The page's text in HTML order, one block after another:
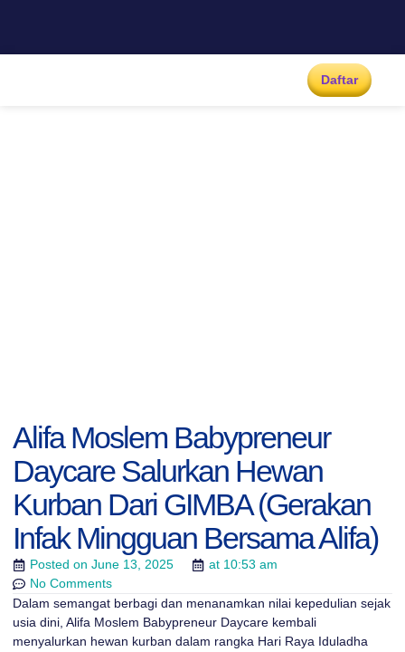
Daftar
Alifa Moslem Babypreneur
Daycare Salurkan Hewan
Kurban Dari GIMBA (Gerakan
Infak Mingguan Bersama Alifa)
Posted on June 13, 2025 at 10:53 am
No Comments
Dalam semangat berbagi dan menanamkan nilai kepedulian sejak
usia dini, Alifa Moslem Babypreneur Daycare kembali
menyalurkan hewan kurban dalam rangka Hari Raya Iduladha